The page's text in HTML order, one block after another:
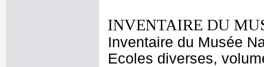
INVENTAIRE DU
Inventaire du Musée
Ecoles diverses,